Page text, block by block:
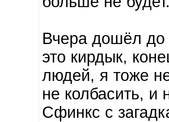
Вчера дошёл до
это кирдык,
людей, я тоже
не колбасить, и
Сфинкс с